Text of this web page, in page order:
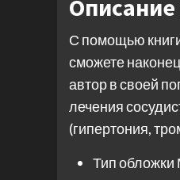
Описание
С помощью
сможете
автор в своей
лечения
(гипертония,
Тип обложки